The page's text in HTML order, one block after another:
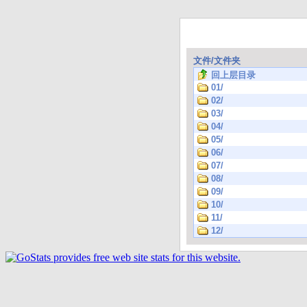
文件/文件夹
回上层目录
01/
02/
03/
04/
05/
06/
07/
08/
09/
10/
11/
12/